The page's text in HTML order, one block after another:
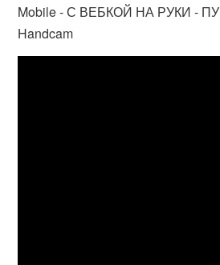
Mobile - С ВЕБКОЙ НА РУКИ -
Handcam